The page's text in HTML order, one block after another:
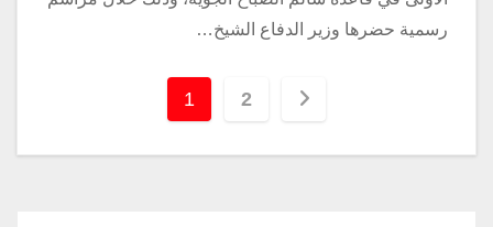
رسمية حضرها وزير الدفاع الشيخ…
1 2